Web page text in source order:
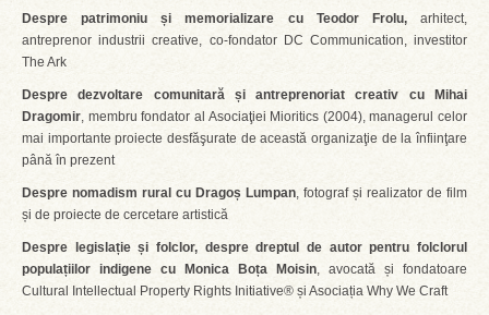
Despre patrimoniu și memorializare cu Teodor Frolu, arhitect,
antreprenor industrii creative, co-fondator DC Communication, investitor
The Ark
Despre dezvoltare comunitară și antreprenoriat creativ cu Mihai
Dragomir, membru fondator al Asociaţiei Mioritics (2004), managerul celor
mai importante proiecte desfăşurate de această organizaţie de la înfiinţare
până în prezent
Despre nomadism rural cu Dragoș Lumpan, fotograf și realizator de film
și de proiecte de cercetare artistică
Despre legislație și folclor, despre dreptul de autor pentru folclorul
populațiilor indigene cu Monica Boța Moisin, avocată și fondatoare
Cultural Intellectual Property Rights Initiative® și Asociația Why We Craft